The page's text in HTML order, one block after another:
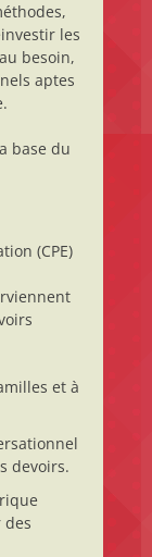
les
besoin,
aptes
base du
(CPE)
et à
devoirs.
des